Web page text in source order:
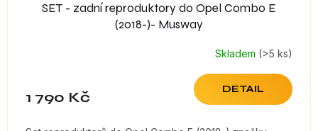
SET - zadní reproduktory do Opel Combo E
(2018-)- Musway
Skladem (>5 ks)
1 790 Kč DETAIL